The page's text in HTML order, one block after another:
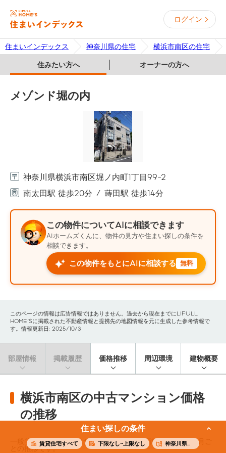
ログイン
住まいインデックス 神奈川県の住宅 横浜市南区の住宅
住みたい方へ オーナーの方へ
住まい探しの条件
賃貸住宅すべて 下限なし~上限なし 神奈川県横浜市南区
メゾンド堀の内
神奈川県横浜市南区堀ノ内町1丁目99-2
南太田駅 徒歩20分
蒔田駅 徒歩14分
この物件についてAIに相談できます
AIホームズくんに、物件の見方や住まい探しの条件を
相談できます。
この物件をもとにAIに相談する 無料
このページの情報は広告情報ではありません。過去から現在までにLIFULL
HOME'Sに掲載された不動産情報と提携先の地図情報を元に生成した参考情報で
す。情報更新日: 2025/10/3
部屋情報 掲載履歴 価格推移 周辺環境 建物概要
横浜市南区の中古マンション価格
の推移
一般的なファミリー向けの中古マンション価格（※）の3ヶ月ご
との推移です。